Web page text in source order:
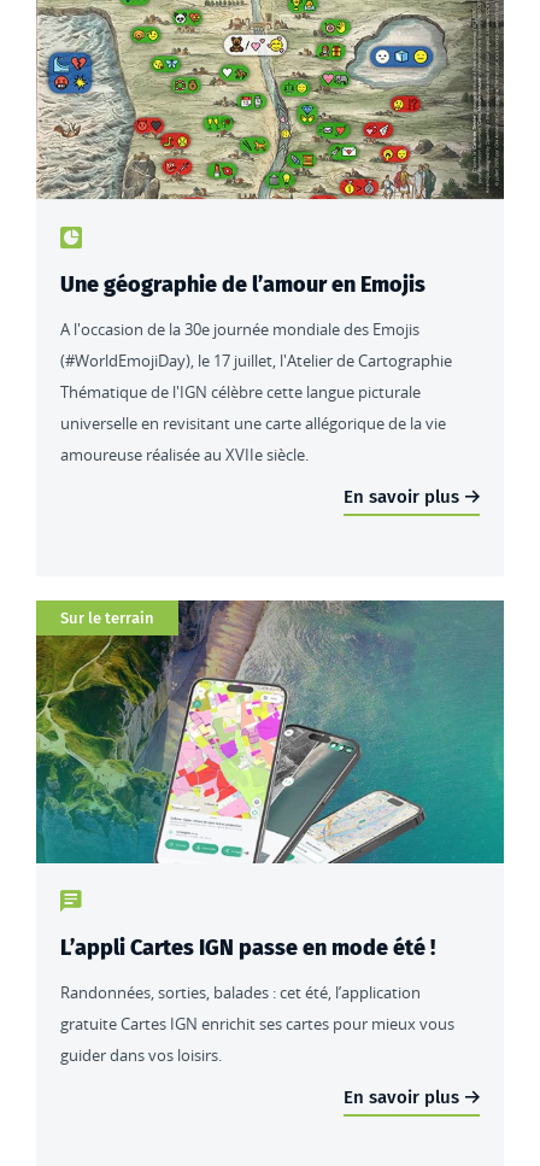
Type de contenu : actualités
Une géographie de l’amour en Emojis
A l'occasion de la 30e journée mondiale des Emojis
(#WorldEmojiDay), le 17 juillet, l'Atelier de Cartographie
Thématique de l'IGN célèbre cette langue picturale
universelle en revisitant une carte allégorique de la vie
amoureuse réalisée au XVIIe siècle.
En savoir plus
Catégorie
Sur le terrain
Type de contenu : actualités
L’appli Cartes IGN passe en mode été !
Randonnées, sorties, balades : cet été, l’application
gratuite Cartes IGN enrichit ses cartes pour mieux vous
guider dans vos loisirs.
En savoir plus